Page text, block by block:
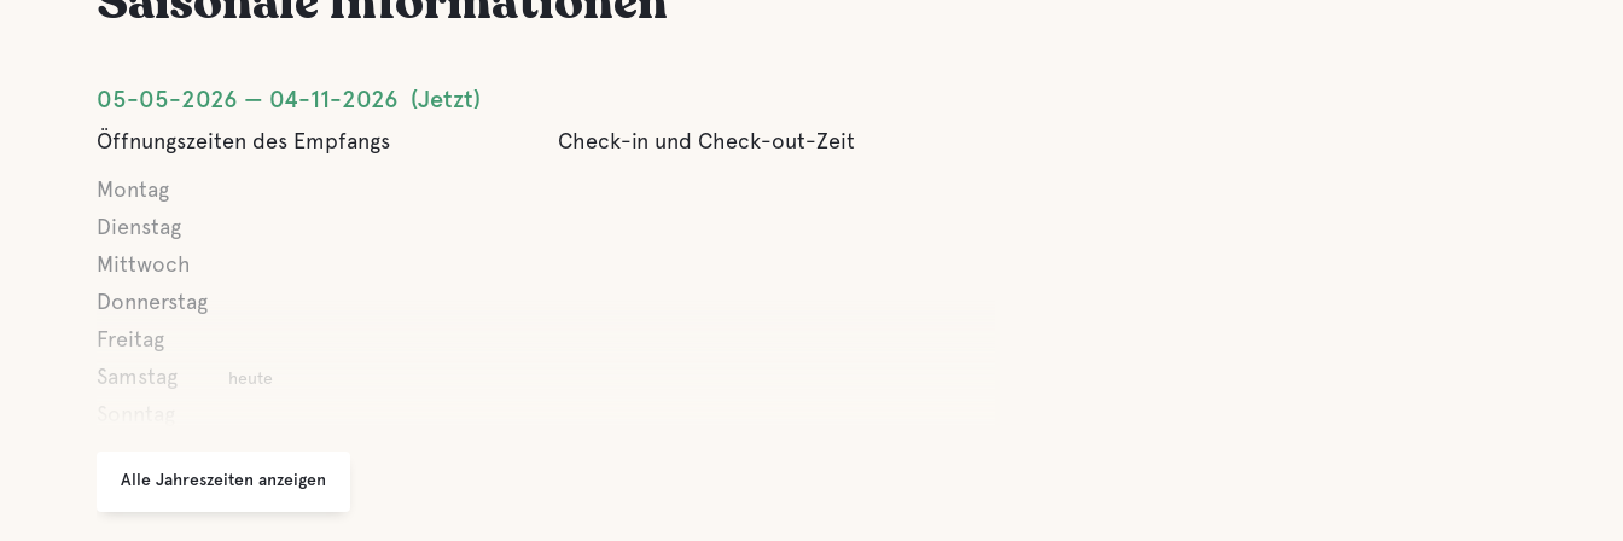
05-05-2026 04-11-2026 Jetzt
Öffnungszeiten des Empfangs
Montag
Dienstag
Mittwoch
Donnerstag
Freitag
Samstag
heute
Check-in und Check-out-Zeit
Alle Jahreszeiten anzeigen